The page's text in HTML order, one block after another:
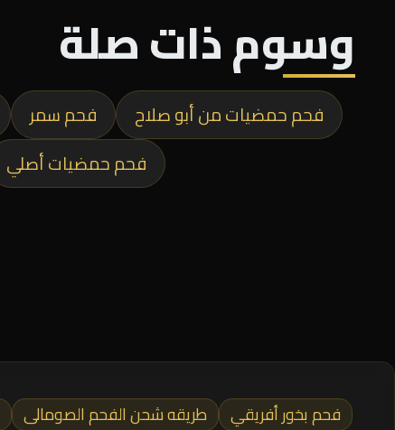
وسوم ذات صلة
فحم حمضيات من أبو صلاح فحم سمر
فحم حمضيات أصلي
فحم بخور أفريقي طريقه شحن الفحم الصومالى